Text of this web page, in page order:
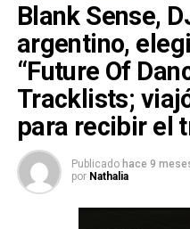
Blank Sense,
argentino,
“Future Of
Tracklists;
para recibir el
Publicado hace 9
por Nathalia